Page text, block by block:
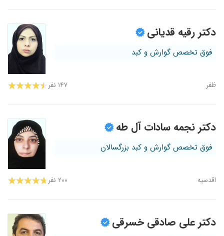
دکتر رقیه قدیانی
فوق تخصص گوارش و کبد
ظفر ۱۴۷ نفر
دکتر نجمه سادات آل طه
فوق تخصص گوارش و کبد بزرگسالان
اقدسیه ۲۰۰ نفر
دکتر علی صادقی خسرقی